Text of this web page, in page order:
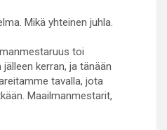
Mikä yhteinen juhla.
toi
kerran, ja tänään
tavalla, jota
Maailmanmestarit,